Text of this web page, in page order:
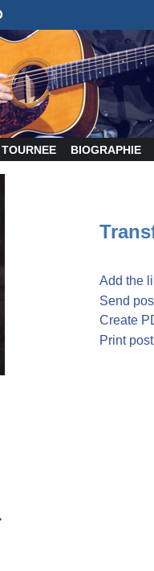
TOURNEE BIOGRAPHIE
Add the
Send
Create
Print post